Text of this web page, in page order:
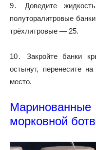
9․ Доведите
полуторалитровые
трёхлитровые — 25.
10․ Закройте банки
остынут, перенесите
место.
морковной